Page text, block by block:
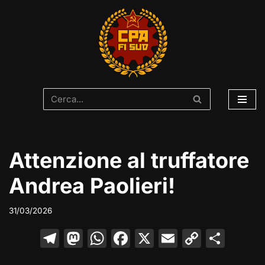
Attenzione al truffatore
Andrea Paolieri!
31/03/2026
T M W F X E C